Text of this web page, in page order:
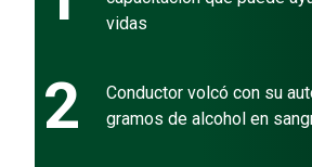
vidas
2
Conductor volcó con su
gramos de alcohol en